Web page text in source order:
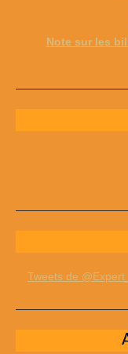
Note sur les
Tweets de